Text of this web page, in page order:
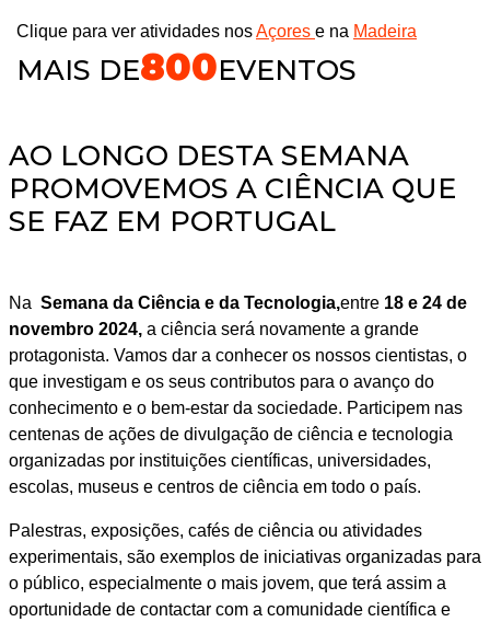
Clique para ver atividades nosAçores e na Madeira
MAIS DE800EVENTOS
AO LONGO DESTA SEMANA
PROMOVEMOS A CIÊNCIA QUE
SE FAZ EM PORTUGAL
Na Semana da Ciência e da Tecnologia,entre18 e 24 de
novembro 2024, a ciência será novamente a grande
protagonista. Vamos dar a conhecer os nossos cientistas, o
que investigam e os seus contributos para o avanço do
conhecimento e o bem-estar da sociedade. Participem nas
centenas de ações de divulgação de ciência e tecnologia
organizadas por instituições científicas, universidades,
escolas, museus e centros de ciência em todo o país.
Palestras, exposições, cafés de ciência ou atividades
experimentais, são exemplos de iniciativas organizadas para
o público, especialmente o mais jovem, que terá assim a
oportunidade de contactar com a comunidade científica e